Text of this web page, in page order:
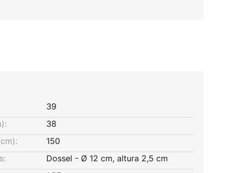
39
38
150
Dossel - Ø 12 cm, altura 2,5 cm